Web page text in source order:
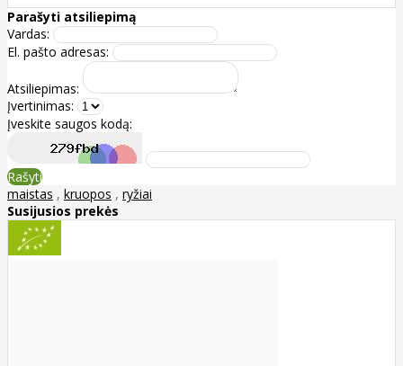
Parašyti atsiliepimą
Vardas:
El. pašto adresas:
Atsiliepimas:
Įvertinimas:
Įveskite saugos kodą:
Rašyti
maistas , kruopos , ryžiai
Susijusios prekės